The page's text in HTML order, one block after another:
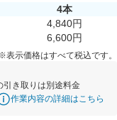
4本
4,840円
6,600円
表示価格はすべて税込です。
き取りは別途料金
作業内容の詳細はこちら